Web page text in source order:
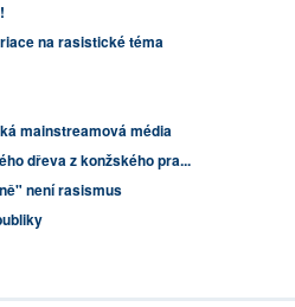
na rasistické téma
mainstreamová média
dřeva z konžského pra...
není rasismus